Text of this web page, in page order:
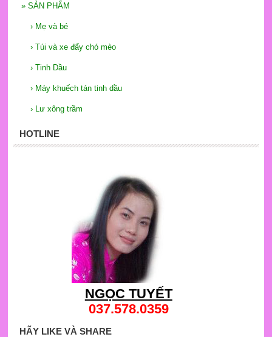
» SẢN PHẨM
› Mẹ và bé
› Túi và xe đẩy chó mèo
› Tinh Dầu
› Máy khuếch tán tinh dầu
› Lư xông trầm
HOTLINE
NGỌC TUYẾT
037.578.0359
HÃY LIKE VÀ SHARE